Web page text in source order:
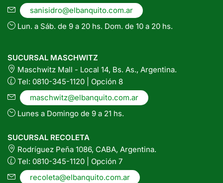
sanisidro@elbanquito.com.ar
Lun. a Sáb. de 9 a 20 hs. Dom. de 10 a 20 hs.
SUCURSAL MASCHWITZ
Maschwitz Mall - Local 14, Bs. As., Argentina.
Tel: 0810-345-1120 | Opción 8
maschwitz@elbanquito.com.ar
Lunes a Domingo de 9 a 21 hs.
SUCURSAL RECOLETA
Rodríguez Peña 1086, CABA, Argentina.
Tel: 0810-345-1120 | Opción 7
recoleta@elbanquito.com.ar